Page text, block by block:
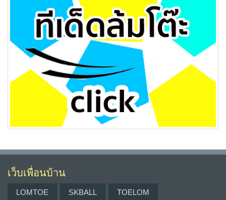
เว็บเพื่อนบ้าน
LOMTOE SKBALL TOELOM